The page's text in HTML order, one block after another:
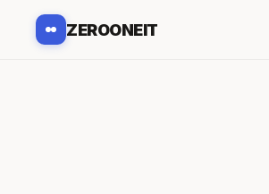
ZEROONEIT